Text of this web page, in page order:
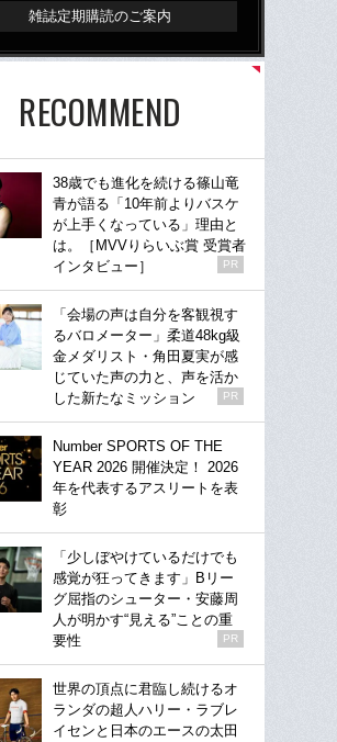
雑誌定期購読のご案内
RECOMMEND
38歳でも進化を続ける篠山竜
青が語る「10年前よりバスケ
が上手くなっている」理由と
は。［MVVりらいぶ賞 受賞者
インタビュー］
PR
「会場の声は自分を客観視す
るバロメーター」柔道48kg級
金メダリスト・角田夏実が感
じていた声の力と、声を活か
した新たなミッション
PR
Number SPORTS OF THE
YEAR 2026 開催決定！ 2026
年を代表するアスリートを表
彰
「少しぼやけているだけでも
感覚が狂ってきます」Bリー
グ屈指のシューター・安藤周
人が明かす“見える”ことの重
要性
PR
世界の頂点に君臨し続けるオ
ランダの超人ハリー・ラブレ
イセンと日本のエースの太田